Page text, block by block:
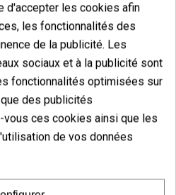
en intérieur ; de 2 à 3 m en
aussi
d'accepter les cookies afin
les fonctionnalités des
de la publicité. Les
sociaux et à la publicité sont
fonctionnalités optimisées sur
des publicités
ces cookies ainsi que les
de vos données